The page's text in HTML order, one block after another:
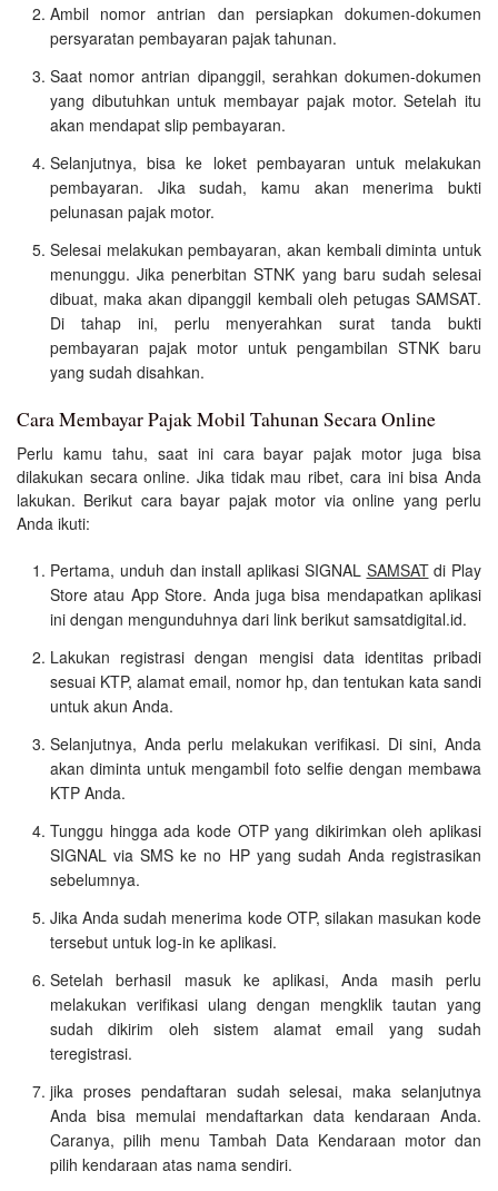
Ambil nomor antrian dan persiapkan dokumen-dokumen
persyaratan pembayaran pajak tahunan.
Saat nomor antrian dipanggil, serahkan dokumen-dokumen
yang dibutuhkan untuk membayar pajak motor. Setelah itu
akan mendapat slip pembayaran.
Selanjutnya, bisa ke loket pembayaran untuk melakukan
pembayaran. Jika sudah, kamu akan menerima bukti
pelunasan pajak motor.
Selesai melakukan pembayaran, akan kembali diminta untuk
menunggu. Jika penerbitan STNK yang baru sudah selesai
dibuat, maka akan dipanggil kembali oleh petugas SAMSAT.
Di tahap ini, perlu menyerahkan surat tanda bukti
pembayaran pajak motor untuk pengambilan STNK baru
yang sudah disahkan.
Cara Membayar Pajak Mobil Tahunan Secara Online
Perlu kamu tahu, saat ini cara bayar pajak motor juga bisa
dilakukan secara online. Jika tidak mau ribet, cara ini bisa Anda
lakukan. Berikut cara bayar pajak motor via online yang perlu
Anda ikuti:
Pertama, unduh dan install aplikasi SIGNAL SAMSATdi Play
Store atau App Store. Anda juga bisa mendapatkan aplikasi
ini dengan mengunduhnya dari link berikut samsatdigital.id.
Lakukan registrasi dengan mengisi data identitas pribadi
sesuai KTP, alamat email, nomor hp, dan tentukan kata sandi
untuk akun Anda.
Selanjutnya, Anda perlu melakukan verifikasi. Di sini, Anda
akan diminta untuk mengambil foto selfie dengan membawa
KTP Anda.
Tunggu hingga ada kode OTP yang dikirimkan oleh aplikasi
SIGNAL via SMS ke no HP yang sudah Anda registrasikan
sebelumnya.
Jika Anda sudah menerima kode OTP, silakan masukan kode
tersebut untuk log-in ke aplikasi.
Setelah berhasil masuk ke aplikasi, Anda masih perlu
melakukan verifikasi ulang dengan mengklik tautan yang
sudah dikirim oleh sistem alamat email yang sudah
teregistrasi.
jika proses pendaftaran sudah selesai, maka selanjutnya
Anda bisa memulai mendaftarkan data kendaraan Anda.
Caranya, pilih menu Tambah Data Kendaraan motor dan
pilih kendaraan atas nama sendiri.